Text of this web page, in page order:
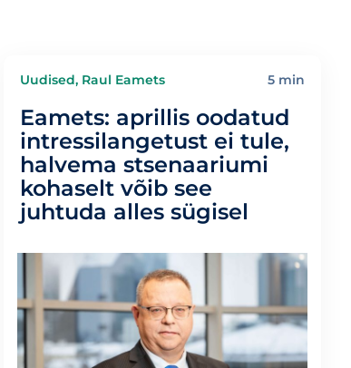
Uudised, Raul Eamets 5 min
Eamets: aprillis oodatud
intressilangetust ei tule,
halvema stsenaariumi
kohaselt võib see
juhtuda alles sügisel